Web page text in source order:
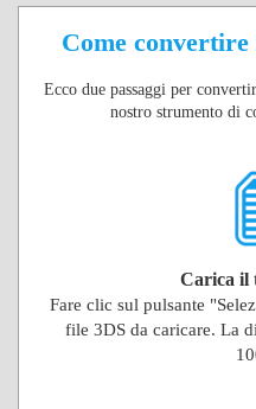
Come
Ecco due passaggi per
nostro strumento di
Carica il
Fare clic sul pulsante
file 3DS da caricare. La